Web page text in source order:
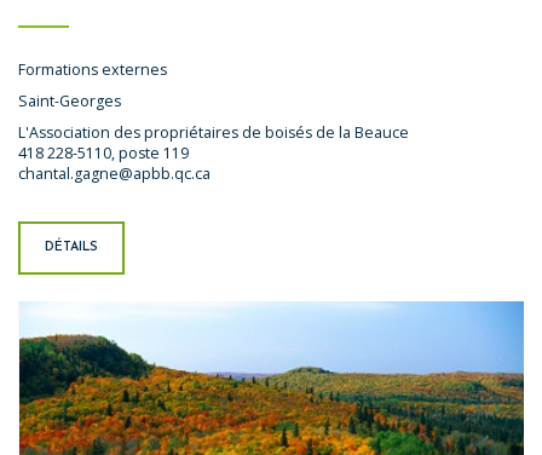
Formations externes
Saint-Georges
L'Association des propriétaires de boisés de la Beauce
418 228-5110, poste 119
chantal.gagne@apbb.qc.ca
DÉTAILS